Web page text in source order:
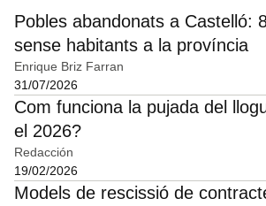
Pobles abandonats a Castelló:
sense habitants a la província
Enrique Briz Farran
31/07/2026
Com funciona la pujada del
el 2026?
Redacción
19/02/2026
Models de rescissió de